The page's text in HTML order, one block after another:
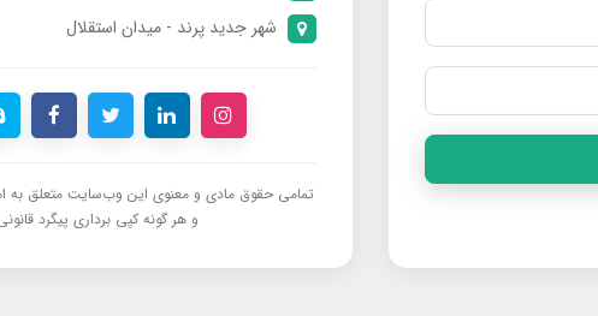
شهر جدید پرند - میدان استقلال
تمامی حقوق مادی و معنوی این وب‌سایت متعلق به
و هر گونه کپی برداری پیگرد